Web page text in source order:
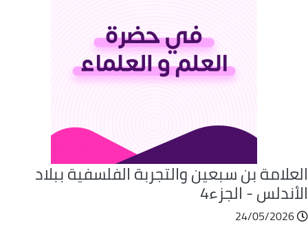
بن سبعين والتجربة الفلسفية ببلاد
- الجزء4
24/05/2026